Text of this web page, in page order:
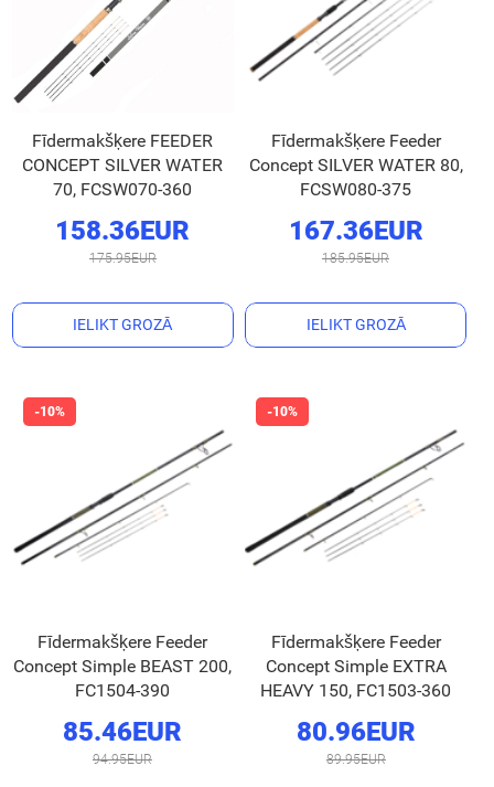
Fīdermakšķere FEEDER
CONCEPT SILVER WATER
70, FCSW070-360
158.36EUR
175.95EUR
IELIKT GROZĀ
Fīdermakšķere Feeder
Concept SILVER WATER 80,
FCSW080-375
167.36EUR
185.95EUR
IELIKT GROZĀ
Fīdermakšķere Feeder
Concept Simple BEAST 200,
FC1504-390
85.46EUR
94.95EUR
Fīdermakšķere Feeder
Concept Simple EXTRA
HEAVY 150, FC1503-360
80.96EUR
89.95EUR